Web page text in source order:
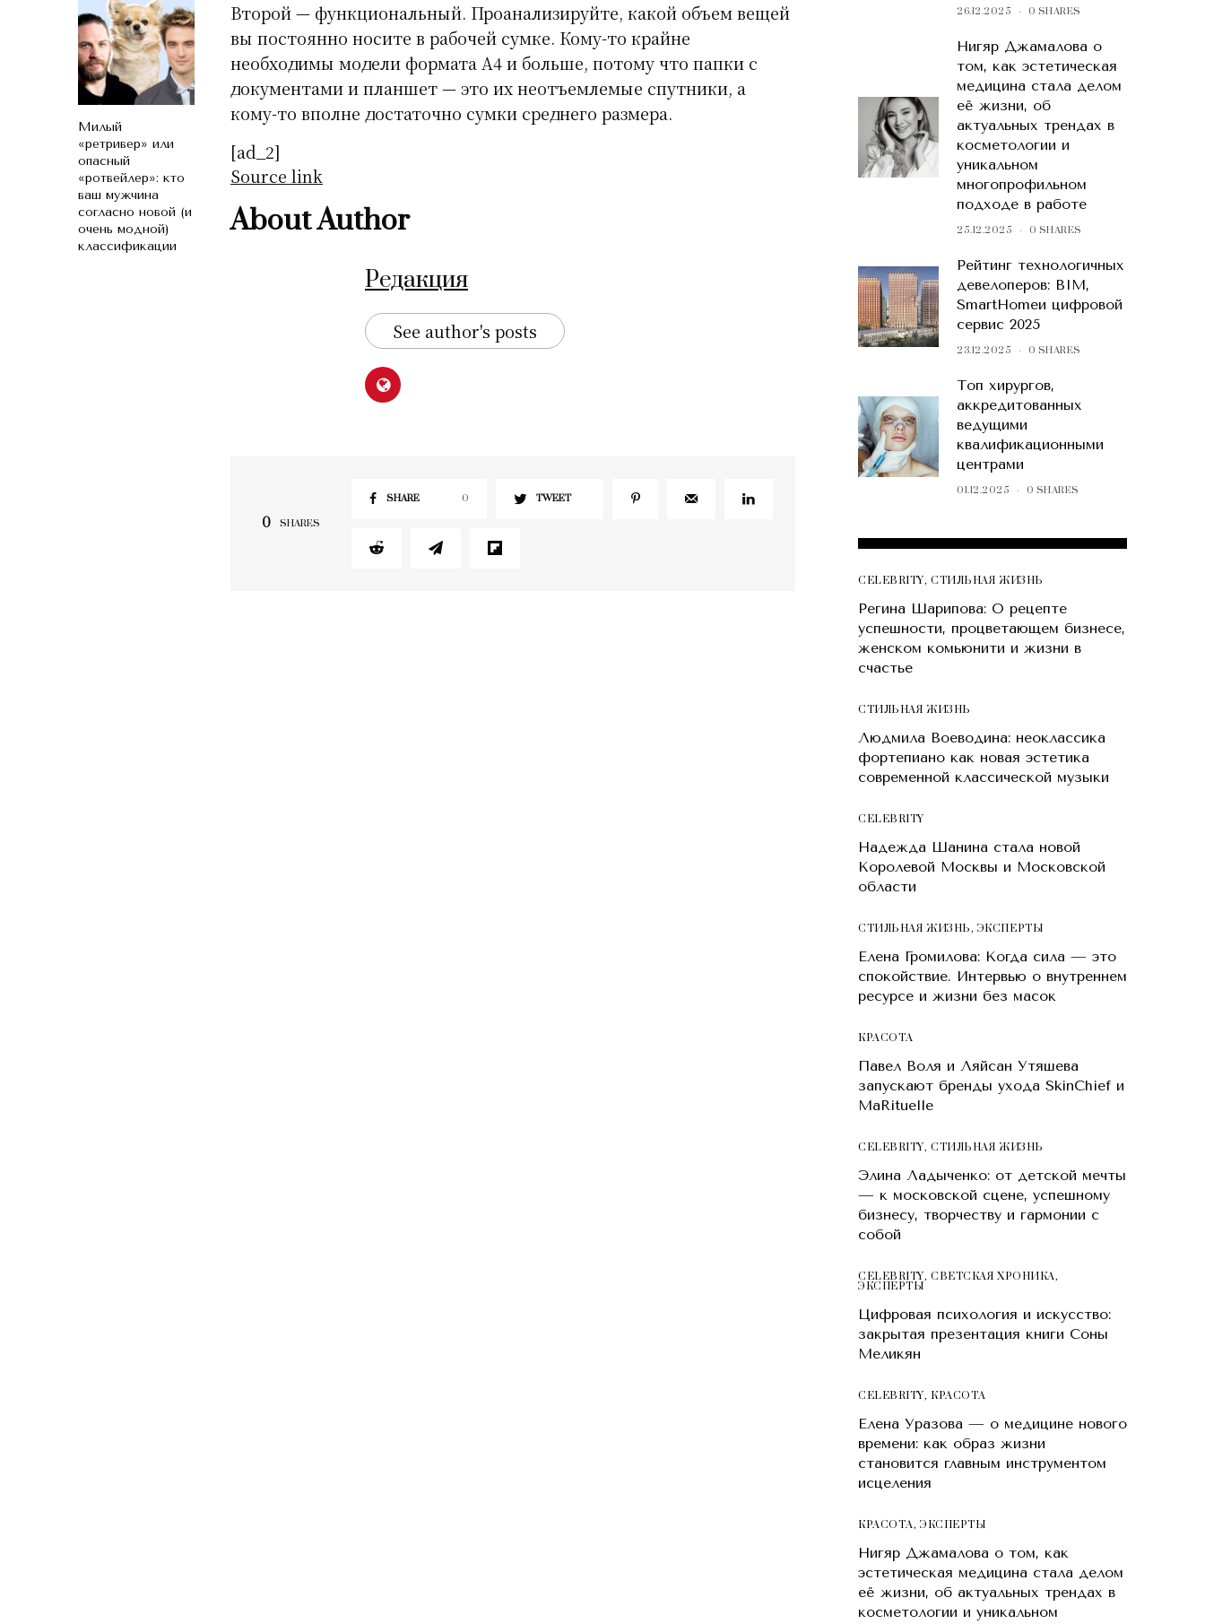
Милый
«ретривер» или
опасный
«ротвейлер»: кто
ваш мужчина
согласно новой (и
очень модной)
классификации
Второй — функциональный. Проанализируйте, какой объем вещей
вы постоянно носите в рабочей сумке. Кому-то крайне
необходимы модели формата А4 и больше, потому что папки с
документами и планшет — это их неотъемлемые спутники, а
кому-то вполне достаточно сумки среднего размера.
[ad_2]
Source link
About Author
Редакция
See author's posts
0 SHARES
SHARE 0 TWEET
26.12.2025 0 SHARES
Нигяр Джамалова о
том, как эстетическая
медицина стала делом
её жизни, об
актуальных трендах в
косметологии и
уникальном
многопрофильном
подходе в работе
25.12.2025 0 SHARES
Рейтинг технологичных
девелоперов: BIM,
SmartHomeи цифровой
сервис 2025
23.12.2025 0 SHARES
Топ хирургов,
аккредитованных
ведущими
квалификационными
центрами
01.12.2025 0 SHARES
CELEBRITY,СТИЛЬНАЯ ЖИЗНЬ
Регина Шарипова: О рецепте
успешности, процветающем бизнесе,
женском комьюнити и жизни в
счастье
СТИЛЬНАЯ ЖИЗНЬ
Людмила Воеводина: неоклассика
фортепиано как новая эстетика
современной классической музыки
CELEBRITY
Надежда Шанина стала новой
Королевой Москвы и Московской
области
СТИЛЬНАЯ ЖИЗНЬ, ЭКСПЕРТЫ
Елена Громилова: Когда сила — это
спокойствие. Интервью о внутреннем
ресурсе и жизни без масок
КРАСОТA
Павел Воля и Ляйсан Утяшева
запускают бренды ухода SkinChief и
MaRituelle
CELEBRITY,СТИЛЬНАЯ ЖИЗНЬ
Элина Ладыченко: от детской мечты
— к московской сцене, успешному
бизнесу, творчеству и гармонии с
собой
CELEBRITY,СВЕТСКАЯ ХРОНИКА,
ЭКСПЕРТЫ
Цифровая психология и искусство:
закрытая презентация книги Соны
Меликян
CELEBRITY, КРАСОТA
Елена Уразова — о медицине нового
времени: как образ жизни
становится главным инструментом
исцеления
КРАСОТA, ЭКСПЕРТЫ
Нигяр Джамалова о том, как
эстетическая медицина стала делом
её жизни, об актуальных трендах в
косметологии и уникальном